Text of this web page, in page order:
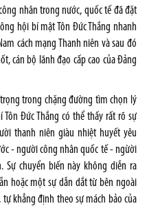
nhân trong nước, quốc tế đã đặt
hội bí mật Tôn Đức Thắng nhanh
cách mạng Thanh niên và sau đó
cán bộ lãnh đạo cấp cao của Đảng
trong chặng đường tìm chọn lý
Đức Thắng có thể thấy rất rõ sự
thanh niên giàu nhiệt huyết yêu
- người công nhân quốc tế - ngừời
Sự chuyển biến này không diễn ra
hoặc một sự dẫn dắt từ bên ngoài
khẳng định theo sự mách bảo của